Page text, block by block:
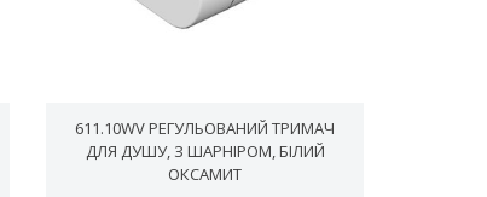
611.10WV РЕГУЛЬОВАНИЙ ТРИМАЧ
ДЛЯ ДУШУ, З ШАРНІРОМ, БІЛИЙ
ОКСАМИТ